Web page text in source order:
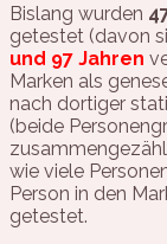
Bislang wurden
getestet (davon
und 97 Jahren
Marken als
nach dortiger
(beide
wie viele
Person in den
getestet.